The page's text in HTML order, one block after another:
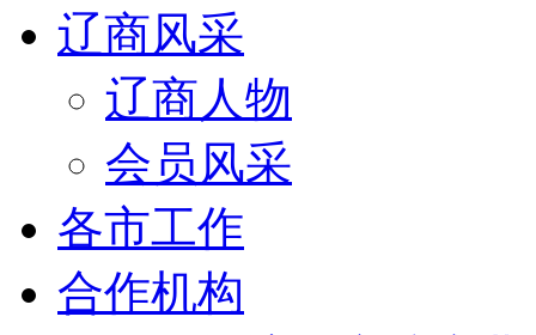
辽商风采
辽商人物
会员风采
各市工作
合作机构